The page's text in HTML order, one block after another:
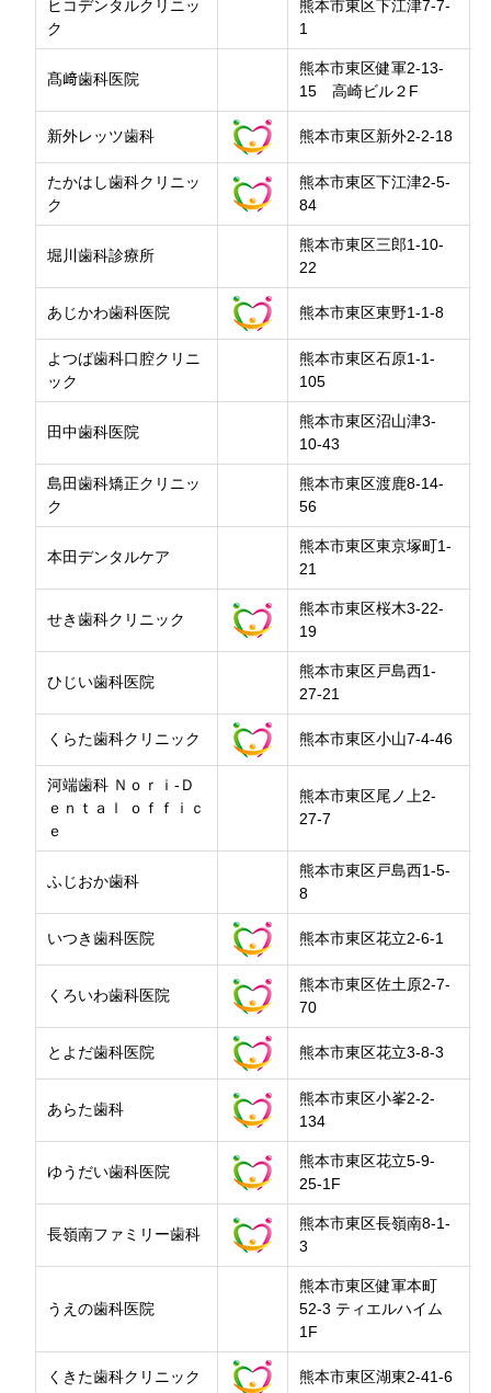
ヒコデンタルクリニッ
ク
熊本市東区下江津7-7-
1
髙﨑歯科医院
熊本市東区健軍2-13-
15 高崎ビル２F
新外レッツ歯科 熊本市東区新外2-2-18
たかはし歯科クリニッ
ク
熊本市東区下江津2-5-
84
堀川歯科診療所
熊本市東区三郎1-10-
22
あじかわ歯科医院 熊本市東区東野1-1-8
よつば歯科口腔クリニ
ック
熊本市東区石原1-1-
105
田中歯科医院
熊本市東区沼山津3-
10-43
島田歯科矯正クリニッ
ク
熊本市東区渡鹿8-14-
56
本田デンタルケア
熊本市東区東京塚町1-
21
せき歯科クリニック
熊本市東区桜木3-22-
19
ひじい歯科医院
熊本市東区戸島西1-
27-21
くらた歯科クリニック 熊本市東区小山7-4-46
河端歯科 Ｎｏｒｉ-Ｄ
ｅｎｔａｌ ｏｆｆｉｃ
ｅ
熊本市東区尾ノ上2-
27-7
ふじおか歯科
熊本市東区戸島西1-5-
8
いつき歯科医院 熊本市東区花立2-6-1
くろいわ歯科医院
熊本市東区佐土原2-7-
70
とよだ歯科医院 熊本市東区花立3-8-3
あらた歯科
熊本市東区小峯2-2-
134
ゆうだい歯科医院
熊本市東区花立5-9-
25-1F
長嶺南ファミリー歯科
熊本市東区長嶺南8-1-
3
うえの歯科医院
熊本市東区健軍本町
52-3 ティエルハイム
1F
くきた歯科クリニック 熊本市東区湖東2-41-6